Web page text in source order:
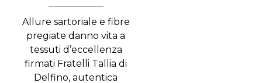
Allure sartoriale e fibre
pregiate danno vita a
tessuti d’eccellenza
firmati Fratelli Tallia di
Delfino, autentica